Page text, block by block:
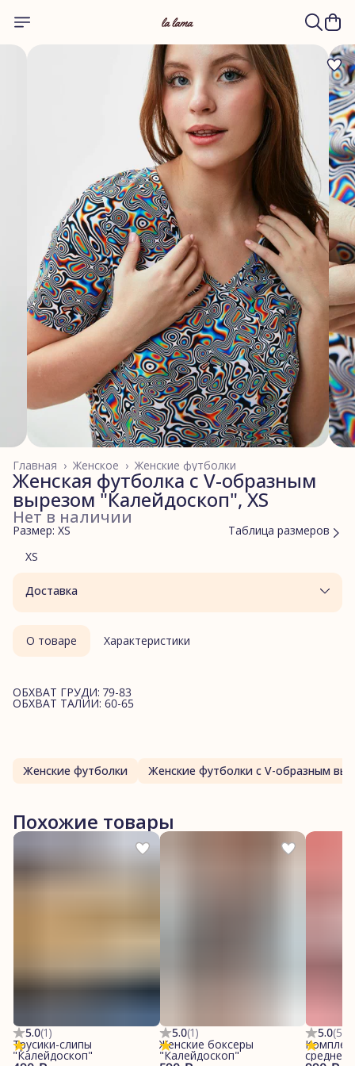
Женские футболки
Женское ›
Главная ›
Женская футболка с V-образным
вырезом "Калейдоскоп", XS
Нет в наличии
Размер: XS
Таблица размеров
XS
Доставка
О товаре Характеристики
ОБХВАТ ГРУДИ: 79-83
ОБХВАТ ТАЛИИ: 60-65
Женские футболки Женские футболки с V-образным
Похожие товары
5.0(1)
Трусики-слипы
"Калейдоскоп"
5.0(1)
Женские боксеры
"Калейдоскоп"
5.0(5
средней